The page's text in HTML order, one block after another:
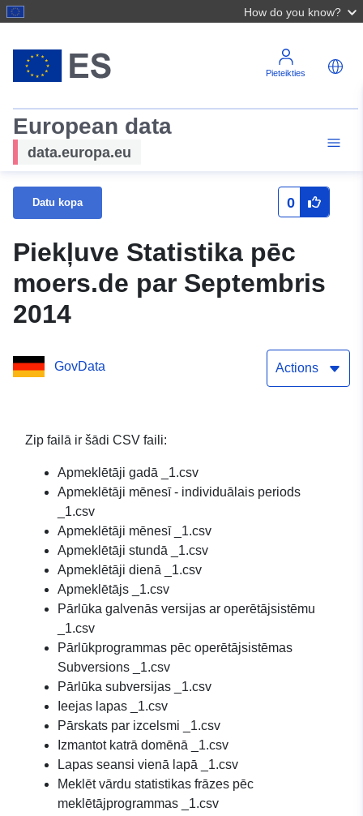
How do you know?
Pieteikties
European data
data.europa.eu
Datu kopa 0
Piekļuve Statistika pēc
moers.de par Septembris
2014
GovData Actions
Zip failā ir šādi CSV faili:
Apmeklētāji gadā _1.csv
Apmeklētāji mēnesī - individuālais periods
_1.csv
Apmeklētāji mēnesī _1.csv
Apmeklētāji stundā _1.csv
Apmeklētāji dienā _1.csv
Apmeklētājs _1.csv
Pārlūka galvenās versijas ar operētājsistēmu
_1.csv
Pārlūkprogrammas pēc operētājsistēmas
Subversions _1.csv
Pārlūka subversijas _1.csv
Ieejas lapas _1.csv
Pārskats par izcelsmi _1.csv
Izmantot katrā domēnā _1.csv
Lapas seansi vienā lapā _1.csv
Meklēt vārdu statistikas frāzes pēc
meklētājprogrammas _1.csv